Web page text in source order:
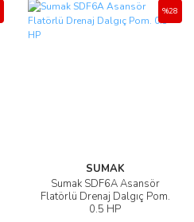
SUMAK
Sumak SDF6A Asansör
Flatörlü Drenaj Dalgıç Pom.
0.5 HP
%28